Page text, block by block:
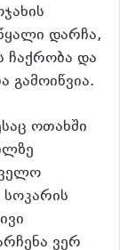
დარჩა,
ჩაქრობა და
გამოიწვია.
ოთახში
სოკარის
ვერ